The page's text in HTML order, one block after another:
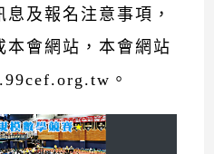
及報名注意事項，
本會網站，本會網站
。